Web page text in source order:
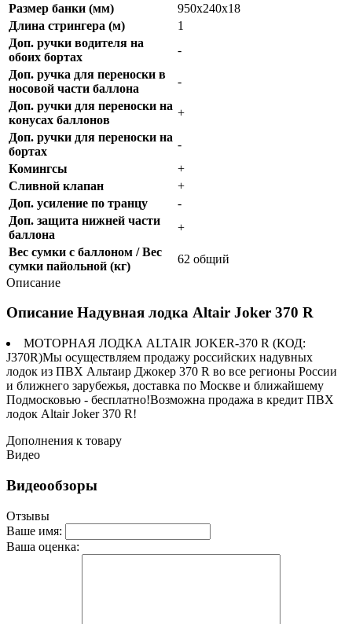
Размер банки (мм)
950х240х18
Длина стрингера (м)
1
Доп. ручки водителя на
обоих бортах
-
Доп. ручка для переноски в
носовой части баллона
-
Доп. ручки для переноски на
конусах баллонов
+
Доп. ручки для переноски на
бортах
-
Комингсы
+
Сливной клапан
+
Доп. усиление по транцу
-
Доп. защита нижней части
баллона
+
Вес сумки с баллоном / Вес
сумки пайольной (кг)
62 общий
Описание
Описание Надувная лодка Altair Joker 370 R
МОТОРНАЯ ЛОДКА ALTAIR JOKER-370 R (КОД:
J370R)Мы осуществляем продажу российских надувных
лодок из ПВХ Альтаир Джокер 370 R во все регионы России
и ближнего зарубежья, доставка по Москве и ближайшему
Подмосковью - бесплатно!Возможна продажа в кредит ПВХ
лодок Altair Joker 370 R!
Дополнения к товару
Видео
Видеообзоры
Отзывы
Ваше имя:
Ваша оценка: